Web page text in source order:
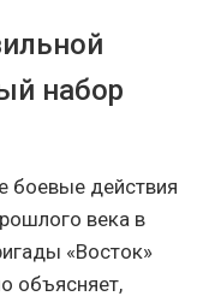
набор
боевые действия
века в
«Восток»
объясняет,